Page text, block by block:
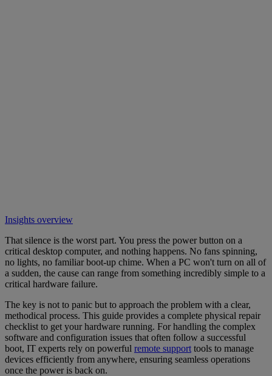
Insights overview
That silence is the worst part. You press the power button on a
critical desktop computer, and nothing happens. No fans spinning,
no lights, no familiar boot-up chime. When a PC won't turn on all of
a sudden, the cause can range from something incredibly simple to a
critical hardware failure.
The key is not to panic but to approach the problem with a clear,
methodical process. This guide provides a complete physical repair
checklist to get your hardware running. For handling the complex
software and configuration issues that often follow a successful
boot, IT experts rely on powerful remote support tools to manage
devices efficiently from anywhere, ensuring seamless operations
once the power is back on.